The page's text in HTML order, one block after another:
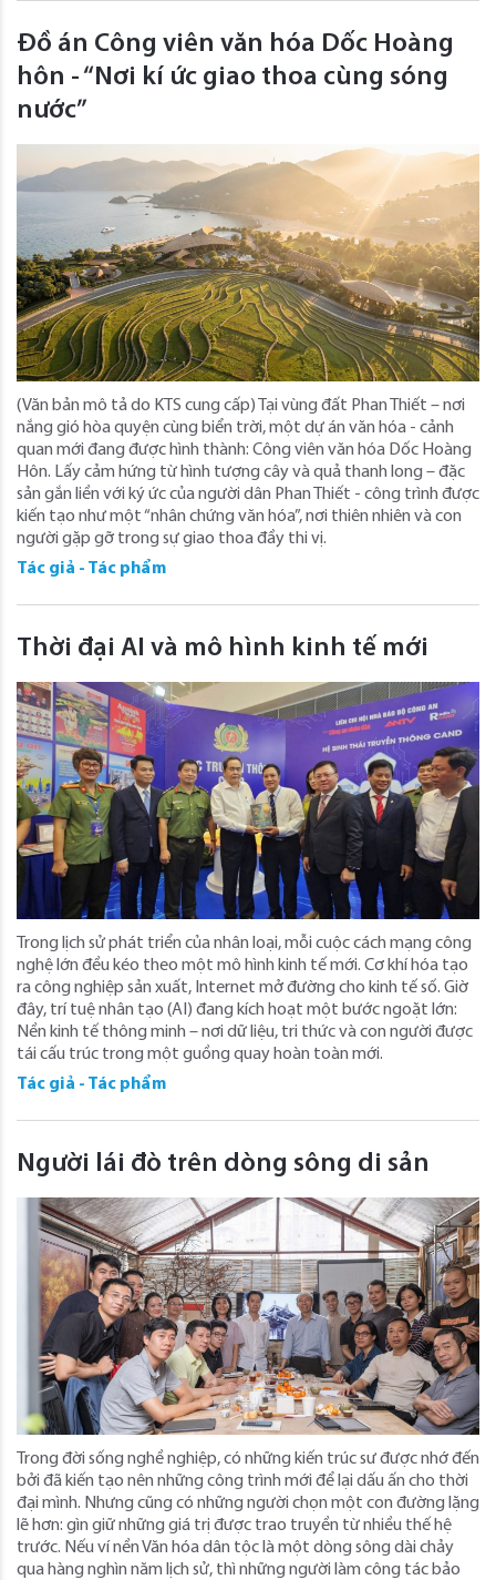
Đồ án Công viên văn hóa Dốc Hoàng
hôn - “Nơi kí ức giao thoa cùng sóng
nước”
(Văn bản mô tả do KTS cung cấp) Tại vùng đất Phan Thiết – nơi
nắng gió hòa quyện cùng biển trời, một dự án văn hóa - cảnh
quan mới đang được hình thành: Công viên văn hóa Dốc Hoàng
Hôn. Lấy cảm hứng từ hình tượng cây và quả thanh long – đặc
sản gắn liền với ký ức của người dân Phan Thiết - công trình được
kiến tạo như một “nhân chứng văn hóa”, nơi thiên nhiên và con
người gặp gỡ trong sự giao thoa đầy thi vị.
Tác giả - Tác phẩm
Thời đại AI và mô hình kinh tế mới
Trong lịch sử phát triển của nhân loại, mỗi cuộc cách mạng công
nghệ lớn đều kéo theo một mô hình kinh tế mới. Cơ khí hóa tạo
ra công nghiệp sản xuất, Internet mở đường cho kinh tế số. Giờ
đây, trí tuệ nhân tạo (AI) đang kích hoạt một bước ngoặt lớn:
Nền kinh tế thông minh – nơi dữ liệu, tri thức và con người được
tái cấu trúc trong một guồng quay hoàn toàn mới.
Tác giả - Tác phẩm
Người lái đò trên dòng sông di sản
Trong đời sống nghề nghiệp, có những kiến trúc sư được nhớ đến
bởi đã kiến tạo nên những công trình mới để lại dấu ấn cho thời
đại mình. Nhưng cũng có những người chọn một con đường lặng
lẽ hơn: gìn giữ những giá trị được trao truyền từ nhiều thế hệ
trước. Nếu ví nền Văn hóa dân tộc là một dòng sông dài chảy
qua hàng nghìn năm lịch sử, thì những người làm công tác bảo